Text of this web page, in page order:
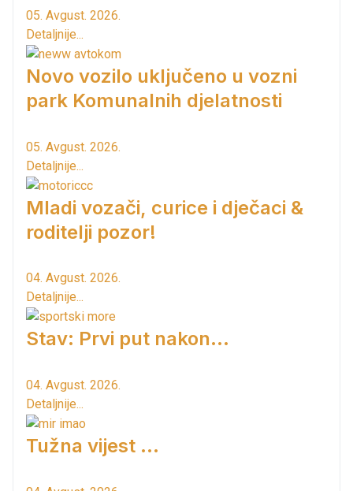
05. Avgust. 2026.
Detaljnije...
Novo vozilo uključeno u vozni
park Komunalnih djelatnosti
05. Avgust. 2026.
Detaljnije...
Mladi vozači, curice i dječaci &
roditelji pozor!
04. Avgust. 2026.
Detaljnije...
Stav: Prvi put nakon…
04. Avgust. 2026.
Detaljnije...
Tužna vijest ...